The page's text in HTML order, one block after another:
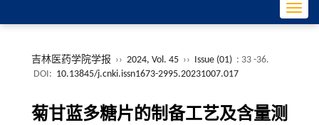
吉林医药学院学报 ›› 2024, Vol. 45 ›› Issue (01) : 33 -36.
DOI: 10.13845/j.cnki.issn1673-2995.20231007.017
菊甘蓝多糖片的制备工艺及含量测